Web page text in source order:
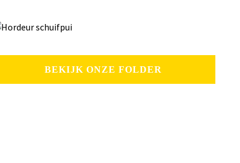
BEKIJK ONZE FOLDER